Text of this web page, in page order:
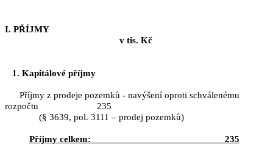
I. PŘÍJMY
v tis. Kč
1. Kapitálové příjmy
Příjmy z prodeje pozemků - navýšení oproti schválenému
rozpočtu 235
(§ 3639, pol. 3111 – prodej pozemků)
Příjmy celkem: 235